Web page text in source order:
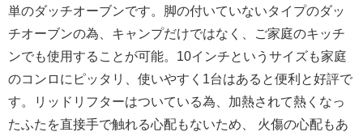
単のダッチオーブンです。脚の付いていないタイプのダッ
チオーブンの為、キャンプだけではなく、ご家庭のキッチ
ンでも使用することが可能。10インチというサイズも家庭
のコンロにピッタリ、使いやすく1台はあると便利と好評で
す。リッドリフターはついている為、加熱されて熱くなっ
たふたを直接手で触れる心配もないため、 火傷の心配もあ